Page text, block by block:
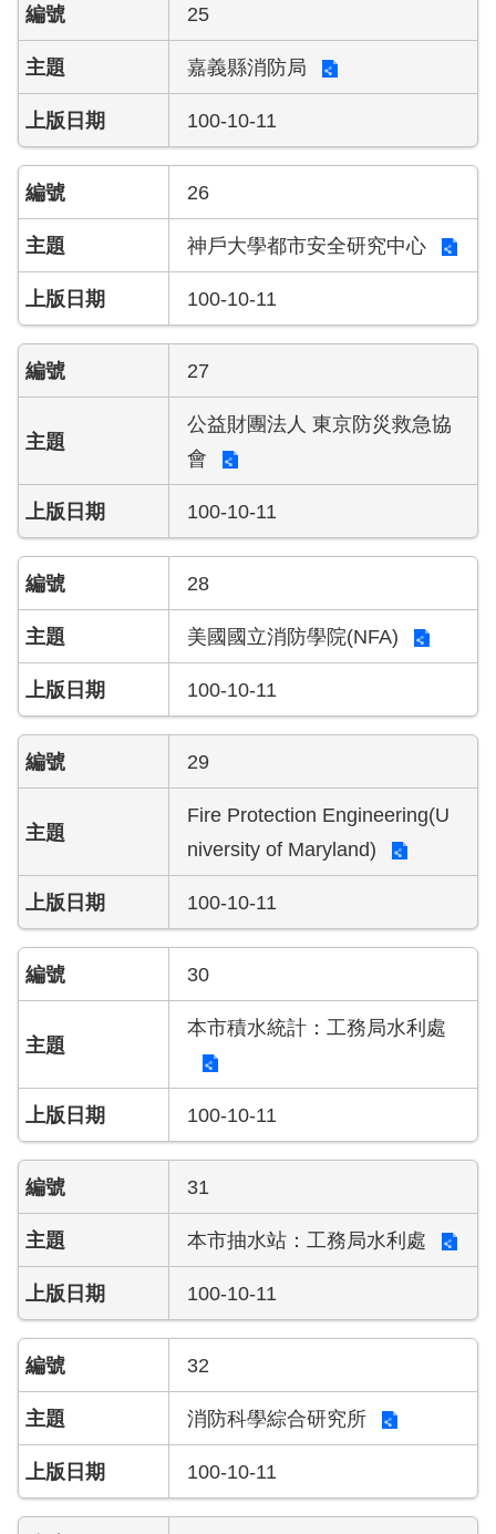
版
宣
告
25
嘉義縣消防局
100-10-11
26
神戶大學都市安全研究中心
100-10-11
27
公益財團法人 東京防災救急協
會
100-10-11
28
美國國立消防學院(NFA)
100-10-11
29
Fire Protection Engineering(U
niversity of Maryland)
100-10-11
30
本市積水統計：工務局水利處
100-10-11
31
本市抽水站：工務局水利處
100-10-11
32
消防科學綜合研究所
100-10-11